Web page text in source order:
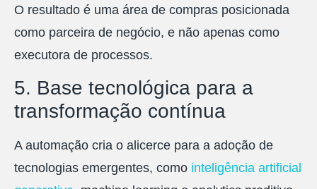
O resultado é uma área de compras posicionada
como parceira de negócio, e não apenas como
executora de processos.
5. Base tecnológica para a
transformação contínua
A automação cria o alicerce para a adoção de
tecnologias emergentes, como inteligência artificial